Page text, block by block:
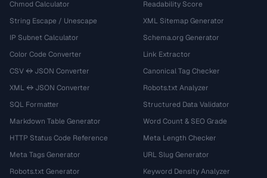
Chmod Calculator
String Escape / Unescape
IP Subnet Calculator
Color Code Converter
CSV ↔ JSON Converter
XML ↔ JSON Converter
SQL Formatter
Markdown Table Generator
HTTP Status Code Reference
Meta Tags Generator
Robots.txt Generator
Readability Score
XML Sitemap Generator
Schema.org Generator
Link Extractor
Canonical Tag Checker
Robots.txt Analyzer
Structured Data Validator
Word Count & SEO Grade
Meta Length Checker
URL Slug Generator
Keyword Density Analyzer